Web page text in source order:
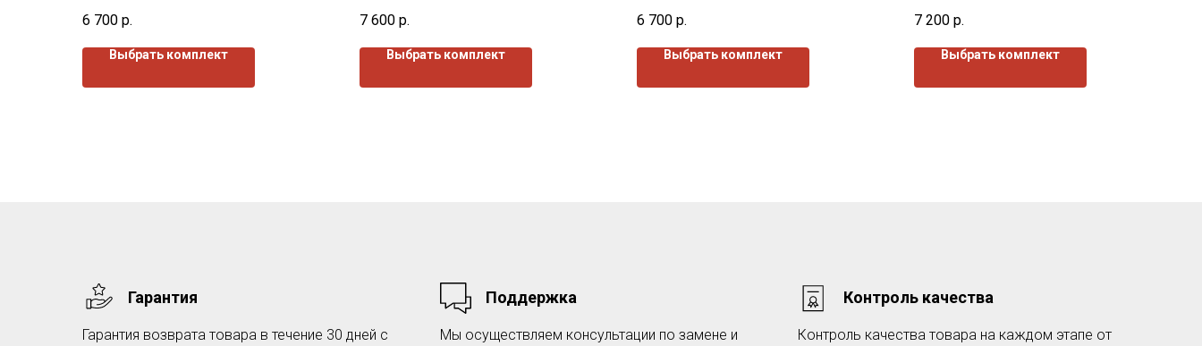
6 700 р.
Выбрать комплект
7 600 р.
Выбрать комплект
6 700 р.
Выбрать комплект
7 200 р.
Выбрать комплект
Гарантия
Гарантия возврата товара в течение 30 дней с
Поддержка
Мы осуществляем консультации по замене и
Контроль качества
Контроль качества товара на каждом этапе от